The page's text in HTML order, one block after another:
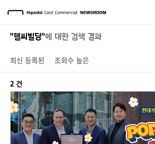
"헬씨빌딩"에 대한 검색 결과
최신 등록된 조회수 높은
2 건